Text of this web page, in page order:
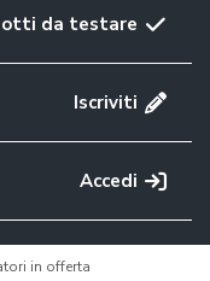
da testare
Iscriviti
Accedi
in offerta